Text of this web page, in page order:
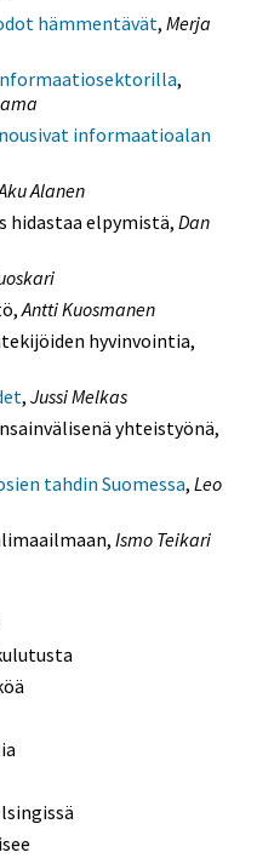
hämmentävät, Merja
,
informaatioalan
Alanen
hidastaa elpymistä, Dan
Antti Kuosmanen
hyvinvointia,
, Jussi Melkas
yhteistyönä,
tahdin Suomessa, Leo
Ismo Teikari